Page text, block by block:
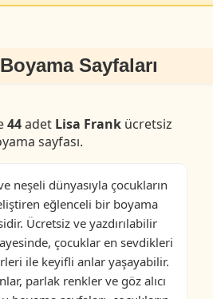
Sayfaları
44adet Lisa Frankücretsiz
sayfası.
neşeli dünyasıyla çocukların
eğlenceli bir boyama
Ücretsiz ve yazdırılabilir
çocuklar en sevdikleri
ile keyifli anlar yaşayabilir.
parlak renkler ve göz alıcı